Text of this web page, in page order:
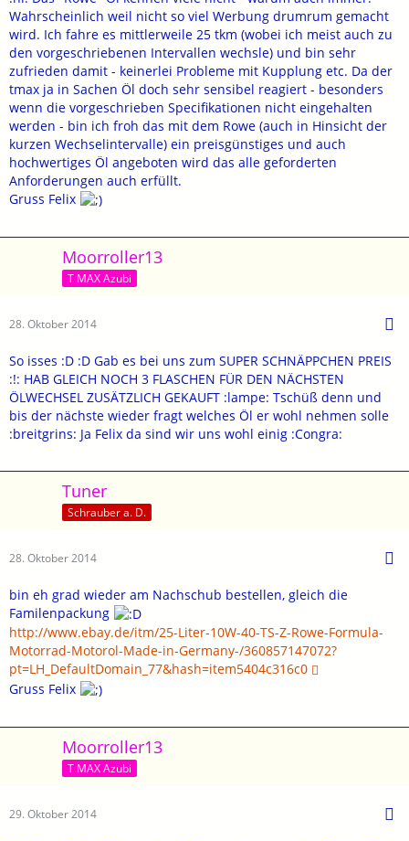
Wahrscheinlich weil nicht so viel Werbung drumrum gemacht
wird. Ich fahre es mittlerweile 25 tkm (wobei ich meist auch zu
den vorgeschriebenen Intervallen wechsle) und bin sehr
zufrieden damit - keinerlei Probleme mit Kupplung etc. Da der
tmax ja in Sachen Öl doch sehr sensibel reagiert - besonders
wenn die vorgeschrieben Specifikationen nicht eingehalten
werden - bin ich froh das mit dem Rowe (auch in Hinsicht der
kurzen Wechselintervalle) ein preisgünstiges und auch
hochwertiges Öl angeboten wird das alle geforderten
Anforderungen auch erfüllt.
Gruss Felix
Moorroller13
T MAX Azubi
28. Oktober 2014
So isses :D :D Gab es bei uns zum SUPER SCHNÄPPCHEN PREIS
:!: HAB GLEICH NOCH 3 FLASCHEN FÜR DEN NÄCHSTEN
ÖLWECHSEL ZUSÄTZLICH GEKAUFT :lampe: Tschüß denn und
bis der nächste wieder fragt welches Öl er wohl nehmen solle
:breitgrins: Ja Felix da sind wir uns wohl einig :Congra:
Tuner
Schrauber a. D.
28. Oktober 2014
bin eh grad wieder am Nachschub bestellen, gleich die
Familenpackung
http://www.ebay.de/itm/25-Liter-10W-40-TS-Z-Rowe-Formula-
Motorrad-Motorol-Made-in-Germany-/360857147072?
pt=LH_DefaultDomain_77&hash=item5404c316c0
Gruss Felix
Moorroller13
T MAX Azubi
29. Oktober 2014